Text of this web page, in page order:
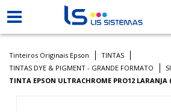
Tinteiros Originais Epson
TINTAS
TINTAS DYE & PIGMENT - GRANDE FORMATO
TINTA EPSON ULTRACHROME PRO12 LARANJA